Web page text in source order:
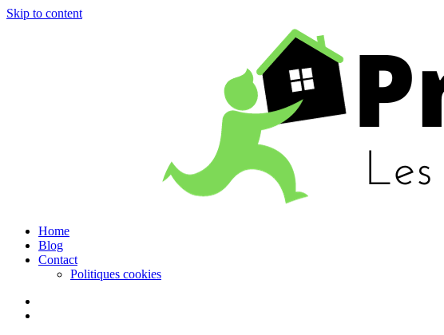
Skip to content
Home
Blog
Contact
Politiques cookies